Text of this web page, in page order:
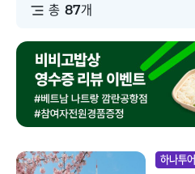
총 87개
하나투어
동남아/대만/서남
말레이시아
베트남
인도네시아
괌/사이판/호주/뉴
질랜드
유럽/아프리카